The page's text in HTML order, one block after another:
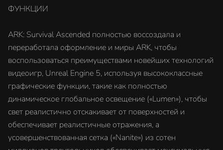
ФУНКЦИИ
ARK: Survival Ascended полностью воссоздала и
переработала оформление и миры ARK, чтобы
воспользоваться преимуществами новейших технологий
видеоигр, Unreal Engine 5, используя высококлассные
графические функции, такие как полностью
динамическое глобальное освещение («Lumen»), чтобы
свет реалистично отскакивает от поверхностей и
обеспечивает реалистичные отражения, а
усовершенствованная сетка («Nanite») из сотен